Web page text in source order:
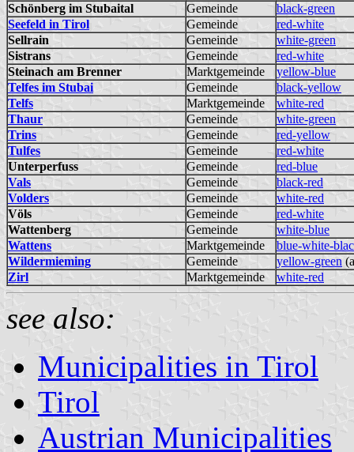
Schönberg im Stubaital
Gemeinde
black-green
Seefeld in Tirol
Gemeinde
red-white
Sellrain
Gemeinde
white-green
Sistrans
Gemeinde
red-white
Steinach am Brenner
Marktgemeinde
yellow-blue
Telfes im Stubai
Gemeinde
black-yellow
Telfs
Marktgemeinde
white-red
Thaur
Gemeinde
white-green
Trins
Gemeinde
red-yellow
Tulfes
Gemeinde
red-white
Unterperfuss
Gemeinde
red-blue
Vals
Gemeinde
black-red
Volders
Gemeinde
white-red
Völs
Gemeinde
red-white
Wattenberg
Gemeinde
white-blue
Wattens
Marktgemeinde
blue-white-
Wildermieming
Gemeinde yellow-green
Zirl
Marktgemeinde white-red
see also:
Municipalities in Tirol
Tirol
Austrian Municipalities